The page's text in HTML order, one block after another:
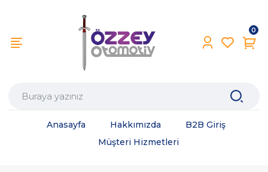
0
Anasayfa Hakkımızda
B2B Giriş
Müşteri Hizmetleri